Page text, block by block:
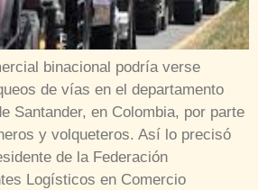
binacional podría verse
de vías en el departamento
Santander, en Colombia, por parte
y volqueteros. Así lo precisó
de la Federación
Logísticos en Comercio